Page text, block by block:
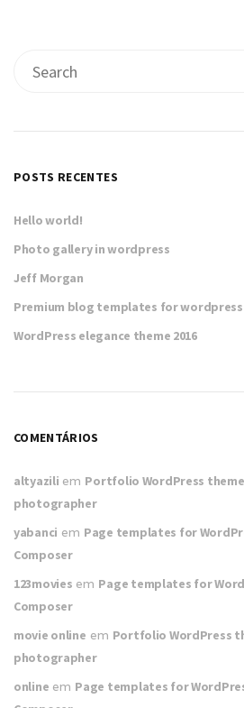
POSTS RECENTES
Hello world!
Photo gallery in wordpress
Jeff Morgan
Premium blog templates for wordpress
WordPress elegance theme 2016
COMENTÁRIOS
altyazili em Portfolio WordPress
photographer
yabanci em Page templates for
Composer
123movies em Page templates for
Composer
movie online em Portfolio WordPress
photographer
online em Page templates for